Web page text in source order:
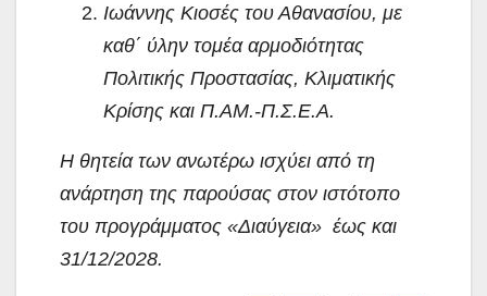
Ιωάννης Κιοσές του Αθανασίου, με
καθ΄ ύλην τομέα αρμοδιότητας
Πολιτικής Προστασίας, Κλιματικής
Κρίσης και Π.ΑΜ.-Π.Σ.Ε.Α.
Η θητεία των ανωτέρω ισχύει από τη
ανάρτηση της παρούσας στον ιστότοπο
του προγράμματος «Διαύγεια» έως και
31/12/2028.